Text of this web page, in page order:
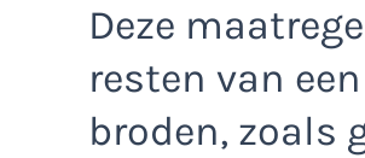
Deze
resten van
broden, zoals